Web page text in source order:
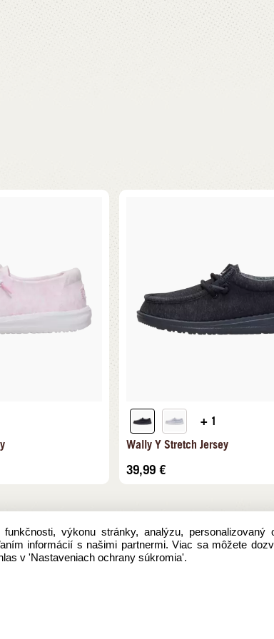
+ 1
Wally Y Stretch Jersey
39,99 €
výkonu stránky, analýzu, personalizovaný
informácií s našimi partnermi. Viac sa môžete
v 'Nastaveniach ochrany súkromia'.